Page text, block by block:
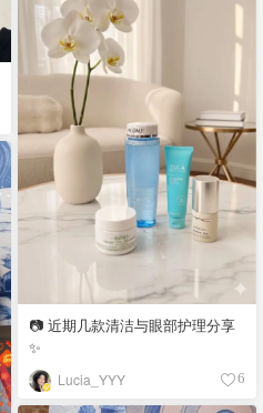
📷 近期几款清洁与眼部护理分享
✨
Lucia_YYY 6